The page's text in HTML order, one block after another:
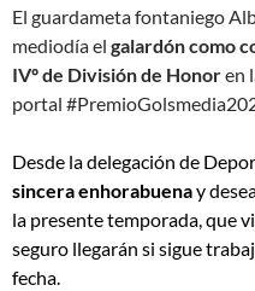
El guardameta fontaniego
mediodía el galardón como
IVº de División de Honoren
portal
Desde la delegación de
sincera enhorabuenay
la presente temporada, que
seguro llegarán si sigue
fecha.